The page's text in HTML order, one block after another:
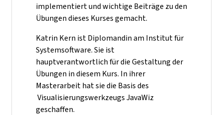
implementiert und wichtige Beiträge zu den
Übungen dieses Kurses gemacht.
Katrin Kern ist Diplomandin am Institut für
Systemsoftware. Sie ist
hauptverantwortlich für die Gestaltung der
Übungen in diesem Kurs. In ihrer
Masterarbeit hat sie die Basis des
Visualisierungswerkzeugs JavaWiz
geschaffen.